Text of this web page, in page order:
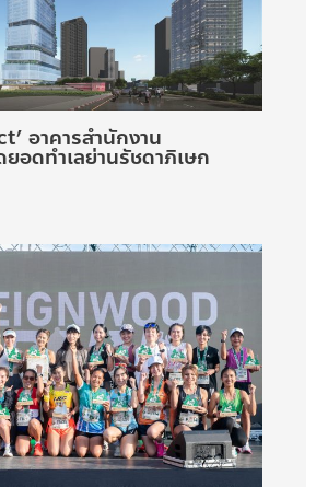
อาคารสำนักงาน
อดทำเลย่านรัชดาภิเษก